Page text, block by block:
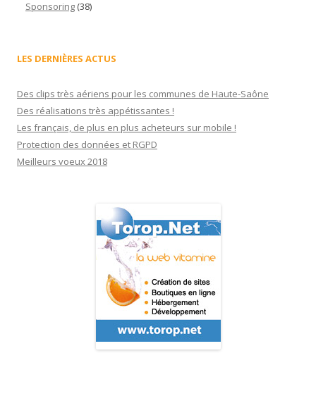
Sponsoring (38)
LES DERNIÈRES ACTUS
Des clips très aériens pour les communes de Haute-Saône
Des réalisations très appétissantes !
Les français, de plus en plus acheteurs sur mobile !
Protection des données et RGPD
Meilleurs voeux 2018